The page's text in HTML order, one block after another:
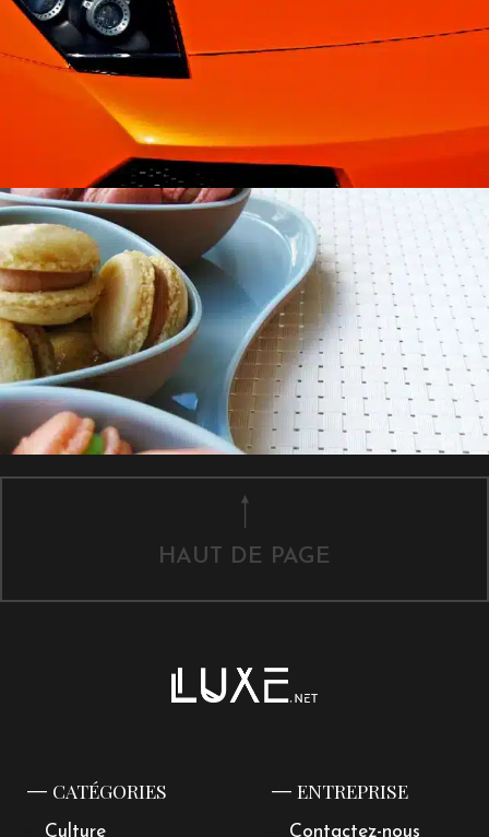
HAUT DE PAGE
CATÉGORIES
Culture
ENTREPRISE
Contactez-nous